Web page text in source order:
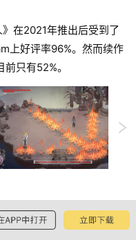
在2021年推出后受到了
上好评率96%。然而续作
只有52%。